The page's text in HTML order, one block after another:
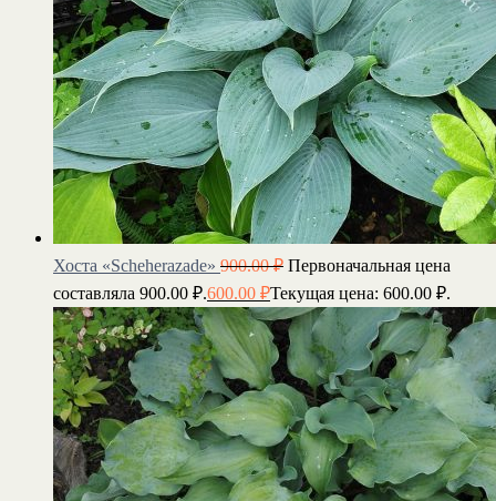
Хоста «Scheherazade» 900.00₽ Первоначальная цена
составляла 900.00 ₽.600.00 ₽Текущая цена: 600.00 ₽.